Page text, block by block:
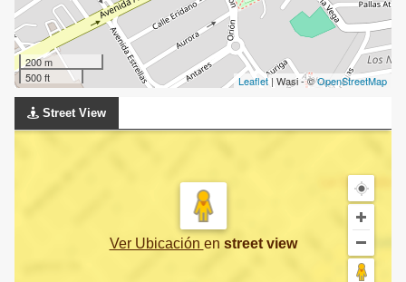
200 m
500 ft
Leaflet | Wasi - ©OpenStreetMap
Street View
Ver Ubicación en street view